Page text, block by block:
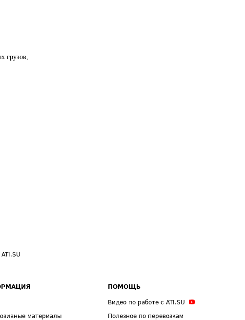
грузов,
ATI.SU
материалы
ПОМОЩЬ
Видео по работе с ATI.SU
Полезное по перевозкам